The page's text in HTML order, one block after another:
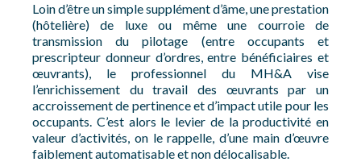
Loin d’être un simple supplément d’âme, une prestation
(hôtelière) de luxe ou même une courroie de
transmission du pilotage (entre occupants et
prescripteur donneur d’ordres, entre bénéficiaires et
œuvrants), le professionnel du MH&A vise
l’enrichissement du travail des œuvrants par un
accroissement de pertinence et d’impact utile pour les
occupants. C’est alors le levier de la productivité en
valeur d’activités, on le rappelle, d’une main d’œuvre
faiblement automatisable et non délocalisable.